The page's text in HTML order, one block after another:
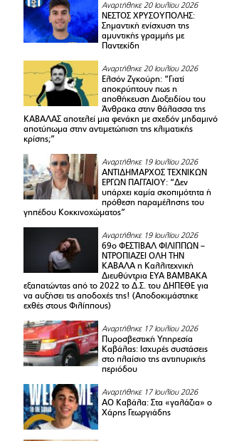
Αναρτήθηκε 20 Ιουλίου 2026
ΝΕΣΤΟΣ ΧΡΥΣΟΥΠΟΛΗΣ:
Σημαντική ενίσχυση της
αμυντικής γραμμής με
Παντεκίδη
Αναρτήθηκε 20 Ιουλίου 2026
Ελσόν Ζγκούρη: “Γιατί
αποκρύπτουν πως η
αποθήκευση Διοξειδίου του
Άνθρακα στην θάλασσα της
ΚΑΒΑΛΑΣ αποτελεί μια φενάκη με σχεδόν μηδαμινό
αποτύπωμα στην αντιμετώπιση της κλιματικής
κρίσης;”
Αναρτήθηκε 19 Ιουλίου 2026
ΑΝΤΙΔΗΜΑΡΧΟΣ ΤΕΧΝΙΚΩΝ
ΕΡΓΩΝ ΠΑΓΓΑΙΟΥ: “Δεν
υπάρχει καμία σκοπιμότητα ή
πρόθεση παραμέλησης του
γηπέδου Κοκκινοχώματος”
Αναρτήθηκε 19 Ιουλίου 2026
69ο ΦΕΣΤΙΒΑΛ ΦΙΛΙΠΠΩΝ –
ΝΤΡΟΠΙΑΖΕΙ ΟΛΗ ΤΗΝ
ΚΑΒΑΛΑ η Καλλιτεχνική
Διευθύντρια ΕΥΑ ΒΑΜΒΑΚΑ
εξαπατώντας από το 2022 το Δ.Σ. του ΔΗΠΕΘΕ για
να αυξήσει τις αποδοχές της! (Αποδοκιμάστηκε
εχθές στους Φιλίππους)
Αναρτήθηκε 17 Ιουλίου 2026
Πυροσβεστική Υπηρεσία
Καβάλας: Ισχυρές συστάσεις
στο πλαίσιο της αντιπυρικής
περιόδου
Αναρτήθηκε 17 Ιουλίου 2026
ΑΟ Καβάλα: Στα «γαλάζια» ο
Χάρης Γεωργιάδης